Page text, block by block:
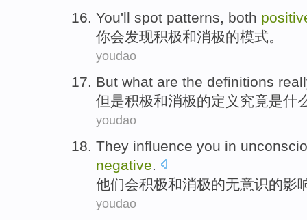
You'll spot patterns, both
你会发现积极和消极的模式。
youdao
But what are the definitions
但是积极和消极的定义 究竟是什
youdao
They influence you in
negative
他们会积极和消极的无意识的影
youdao